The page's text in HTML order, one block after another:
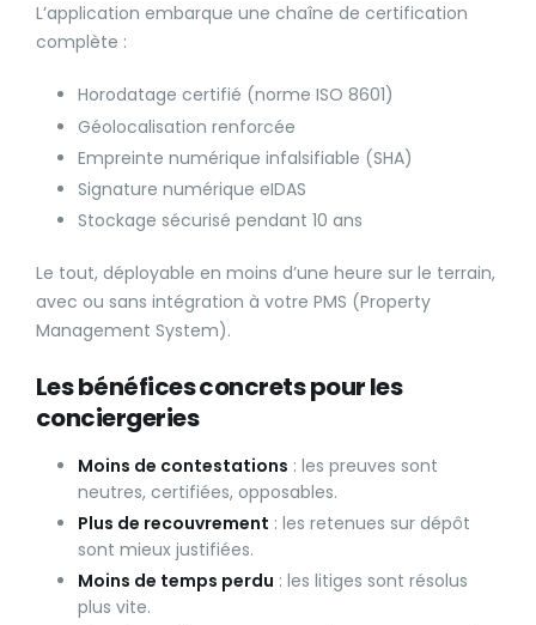
L’application embarque une chaîne de certification
complète :
Horodatage certifié (norme ISO 8601)
Géolocalisation renforcée
Empreinte numérique infalsifiable (SHA)
Signature numérique eIDAS
Stockage sécurisé pendant 10 ans
Le tout, déployable en moins d’une heure sur le terrain,
avec ou sans intégration à votre PMS (Property
Management System).
Les bénéfices concrets pour les
conciergeries
Moins de contestations : les preuves sont
neutres, certifiées, opposables.
Plus de recouvrement : les retenues sur dépôt
sont mieux justifiées.
Moins de temps perdu : les litiges sont résolus
plus vite.